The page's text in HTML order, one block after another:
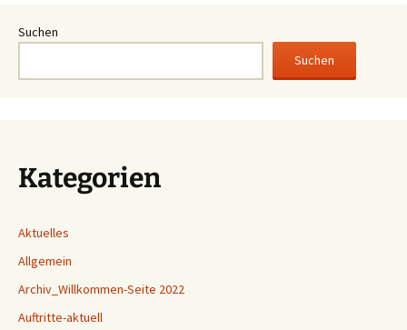
Suchen
Suchen
Kategorien
Aktuelles
Allgemein
Archiv_Willkommen-Seite 2022
Auftritte-aktuell